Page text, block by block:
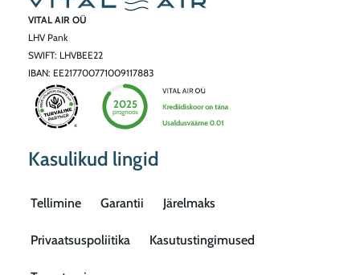
VITAL AIR OÜ
LHV Pank
SWIFT: LHVBEE22
IBAN: EE217700771009117883
Kasulikud lingid
Tellimine Garantii Järelmaks
Privaatsuspoliitika Kasutustingimused